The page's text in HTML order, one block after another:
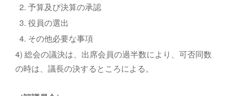
2. 予算及び決算の承認
3. 役員の選出
4. その他必要な事項
4) 総会の議決は、出席会員の過半数により、可否同数
の時は、議長の決するところによる。